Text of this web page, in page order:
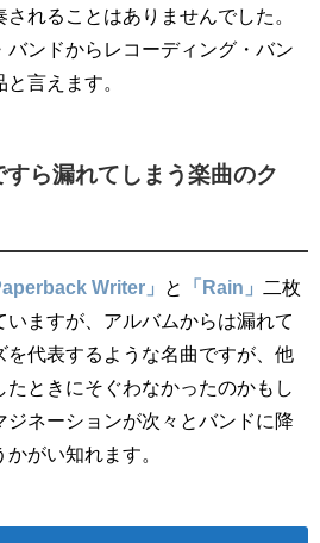
れることはありませんでした。
ンドからレコーディング・バン
言えます。
ら漏れてしまう楽曲のク
Writer」 と 「Rain」
二枚
ますが、アルバムからは漏れて
を代表するような名曲ですが、他
ときにそぐわなかったのかもし
ジネーションが次々とバンドに降
がい知れます。